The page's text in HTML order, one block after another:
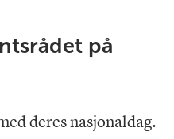
på
deres nasjonaldag.